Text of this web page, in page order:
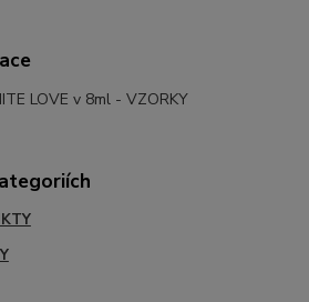
LOVE v 8ml - VZORKY